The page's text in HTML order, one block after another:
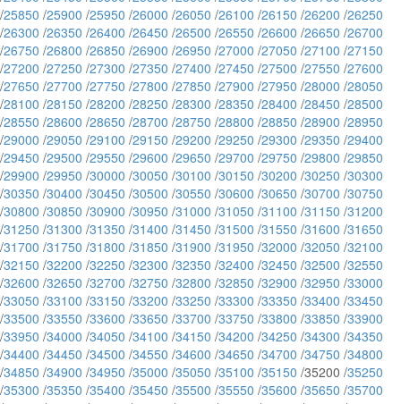
/25850 /25900 /25950 /26000 /26050 /26100 /26150 /26200 /26250
/26300 /26350 /26400 /26450 /26500 /26550 /26600 /26650 /26700
/26750 /26800 /26850 /26900 /26950 /27000 /27050 /27100 /27150
/27200 /27250 /27300 /27350 /27400 /27450 /27500 /27550 /27600
/27650 /27700 /27750 /27800 /27850 /27900 /27950 /28000 /28050
/28100 /28150 /28200 /28250 /28300 /28350 /28400 /28450 /28500
/28550 /28600 /28650 /28700 /28750 /28800 /28850 /28900 /28950
/29000 /29050 /29100 /29150 /29200 /29250 /29300 /29350 /29400
/29450 /29500 /29550 /29600 /29650 /29700 /29750 /29800 /29850
/29900 /29950 /30000 /30050 /30100 /30150 /30200 /30250 /30300
/30350 /30400 /30450 /30500 /30550 /30600 /30650 /30700 /30750
/30800 /30850 /30900 /30950 /31000 /31050 /31100 /31150 /31200
/31250 /31300 /31350 /31400 /31450 /31500 /31550 /31600 /31650
/31700 /31750 /31800 /31850 /31900 /31950 /32000 /32050 /32100
/32150 /32200 /32250 /32300 /32350 /32400 /32450 /32500 /32550
/32600 /32650 /32700 /32750 /32800 /32850 /32900 /32950 /33000
/33050 /33100 /33150 /33200 /33250 /33300 /33350 /33400 /33450
/33500 /33550 /33600 /33650 /33700 /33750 /33800 /33850 /33900
/33950 /34000 /34050 /34100 /34150 /34200 /34250 /34300 /34350
/34400 /34450 /34500 /34550 /34600 /34650 /34700 /34750 /34800
/34850 /34900 /34950 /35000 /35050 /35100 /35150 /35200 /35250
/35300 /35350 /35400 /35450 /35500 /35550 /35600 /35650 /35700